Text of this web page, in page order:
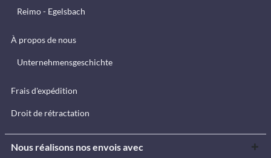
Reimo - Egelsbach
À propos de nous
Unternehmensgeschichte
Frais d'expédition
Droit de rétractation
Nous réalisons nos envois avec